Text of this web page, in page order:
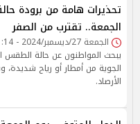
تحذيرات هامة من برودة
الجمعة.. تقترب من الصفر
الجمعة 27/ديسمبر/2024 - 11:14 ص
يبحث المواطنون عن حالة الطقس
الجوية من أمطار أو رياح شديدة،
الأرصاد.